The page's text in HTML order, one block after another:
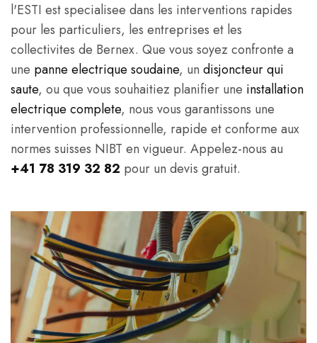
l'ESTI est specialisee dans les interventions rapides
pour les particuliers, les entreprises et les
collectivites de Bernex. Que vous soyez confronte a
une panne electrique soudaine, un disjoncteur qui
saute, ou que vous souhaitiez planifier une installation
electrique complete, nous vous garantissons une
intervention professionnelle, rapide et conforme aux
normes suisses NIBT en vigueur. Appelez-nous au
+41 78 319 32 82 pour un devis gratuit.